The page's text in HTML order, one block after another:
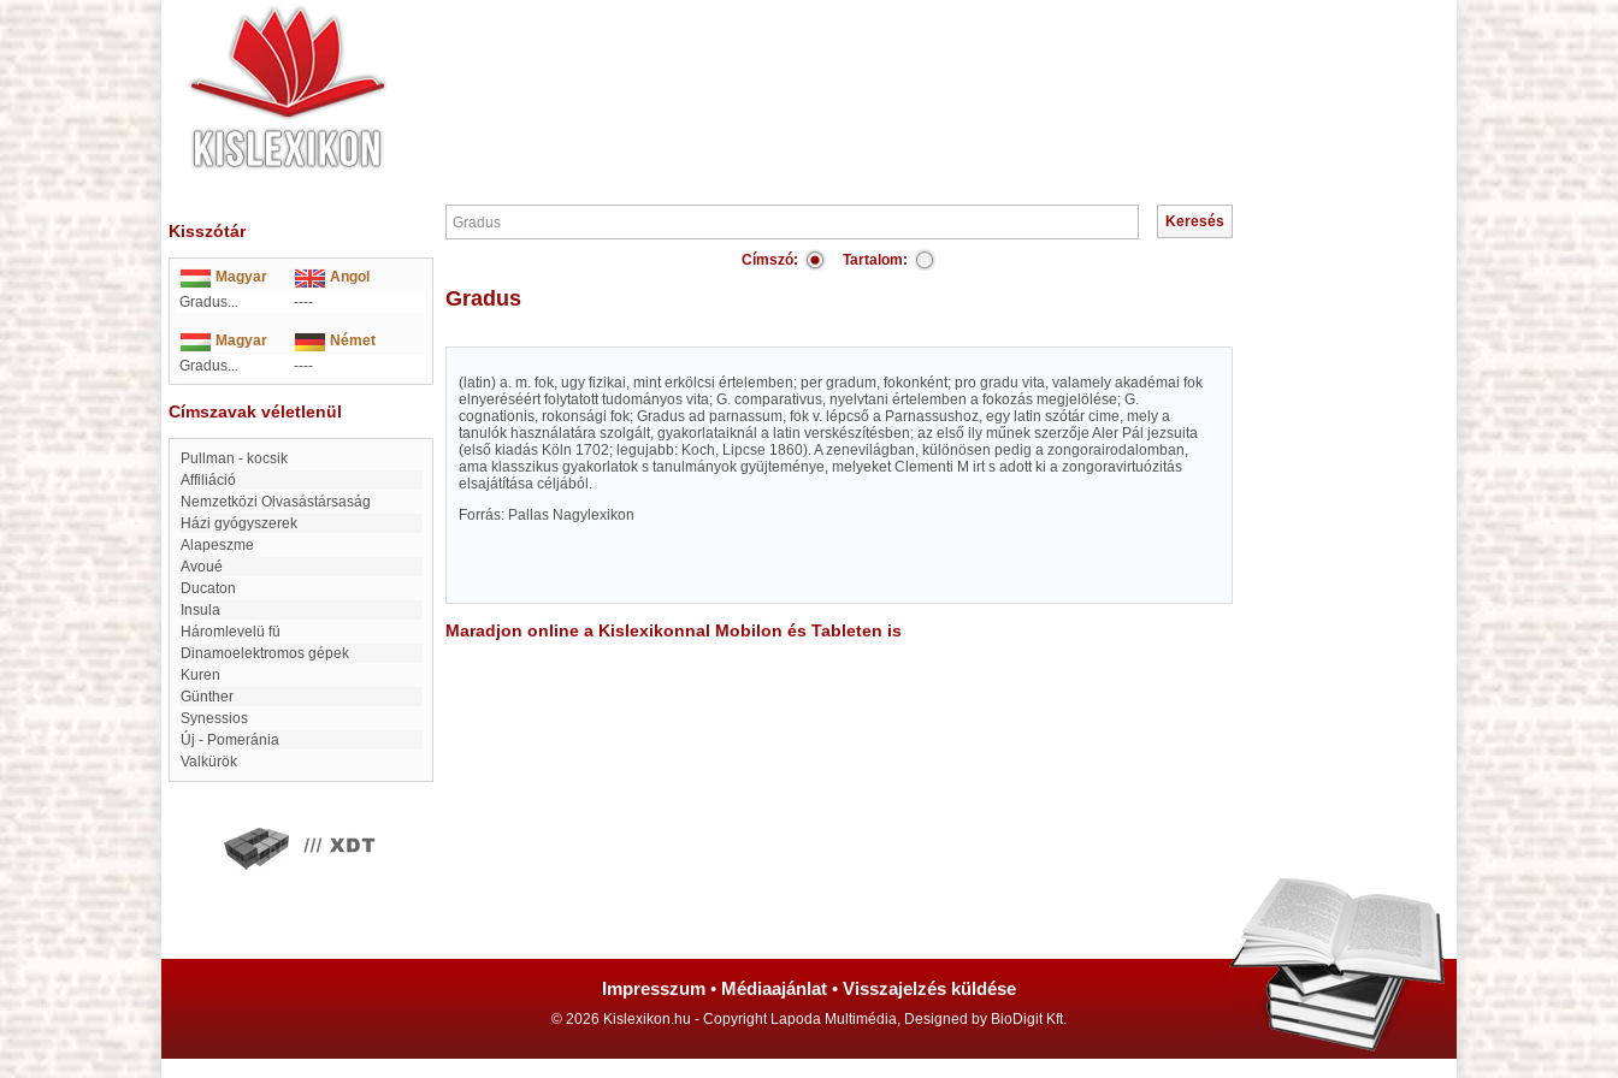
Kisszótár
Magyar
Angol
Gradus...
----
Magyar
Német
Gradus...
----
Címszavak véletlenül
Pullman - kocsik
Affiliáció
Nemzetközi Olvasástársaság
Házi gyógyszerek
alapeszme
Avoué
Ducaton
Insula
Háromlevelü fü
Dinamoelektromos gépek
Kuren
Günther
Synessios
Új - Pomeránia
Valkürök
Címszó: Tartalom:
Gradus
(latin) a. m. fok, ugy fizikai, mint erkölcsi értelemben; per gradum, fokonként; pro gradu vita, valamely akadémai fok
elnyeréséért folytatott tudományos vita; G. comparativus, nyelvtani értelemben a fokozás megjelölése; G.
cognationis, rokonsági fok; Gradus ad parnassum, fok v. lépcső a Parnassushoz, egy latin szótár cime, mely a
tanulók használatára szolgált, gyakorlataiknál a latin verskészítésben; az első ily műnek szerzője Aler Pál jezsuita
(első kiadás Köln 1702; legujabb: Koch, Lipcse 1860). A zenevilágban, különösen pedig a zongorairodalomban,
ama klasszikus gyakorlatok s tanulmányok gyüjteménye, melyeket Clementi M irt s adott ki a zongoravirtuózitás
elsajátítása céljából.
Forrás: Pallas Nagylexikon
Maradjon online a Kislexikonnal Mobilon és Tableten is
Impresszum • Médiaajánlat • Visszajelzés küldése
© 2026 Kislexikon.hu - Copyright Lapoda Multimédia, Designed by BioDigit Kft.